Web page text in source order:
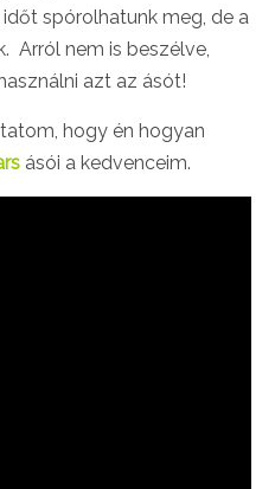
spórolhatunk meg, de a
Arról nem is beszélve,
azt az ásót!
hogy én hogyan
ásói a kedvenceim.